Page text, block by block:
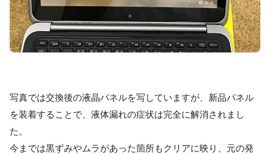
写真では交換後の液晶パネルを写していますが、新品パネル
を装着することで、液体漏れの症状は完全に解消されまし
た。
今までは黒ずみやムラがあった箇所もクリアに映り、元の発